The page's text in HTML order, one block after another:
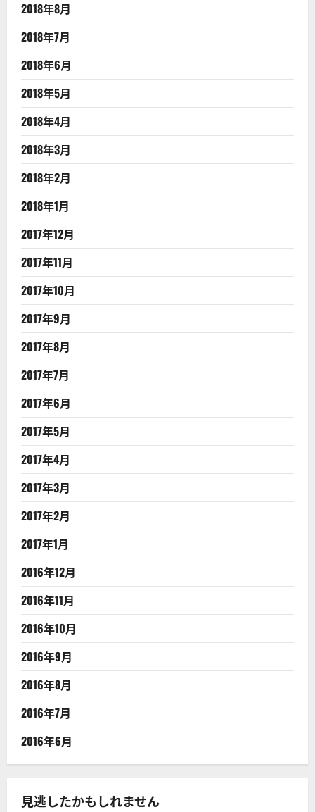
2018年8月
2018年7月
2018年6月
2018年5月
2018年4月
2018年3月
2018年2月
2018年1月
2017年12月
2017年11月
2017年10月
2017年9月
2017年8月
2017年7月
2017年6月
2017年5月
2017年4月
2017年3月
2017年2月
2017年1月
2016年12月
2016年11月
2016年10月
2016年9月
2016年8月
2016年7月
2016年6月
見逃したかもしれません